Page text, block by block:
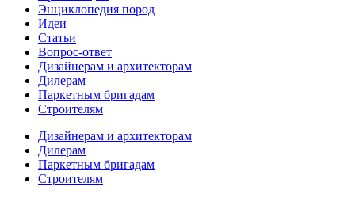
Энциклопедия пород
Идеи
Статьи
Вопрос-ответ
Дизайнерам и архитекторам
Дилерам
Паркетным бригадам
Строителям
Дизайнерам и архитекторам
Дилерам
Паркетным бригадам
Строителям